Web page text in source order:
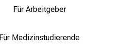
Für Arbeitgeber
Für Medizinstudierende